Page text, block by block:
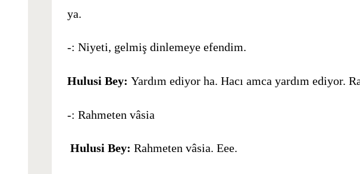
ya.
-: Niyeti, gelmiş dinlemeye efendim.
Hulusi Bey:Yardım ediyor ha. Hacı amca yardım ediyor.
-: Rahmeten vâsia
Hulusi Bey: Rahmeten vâsia. Eee.